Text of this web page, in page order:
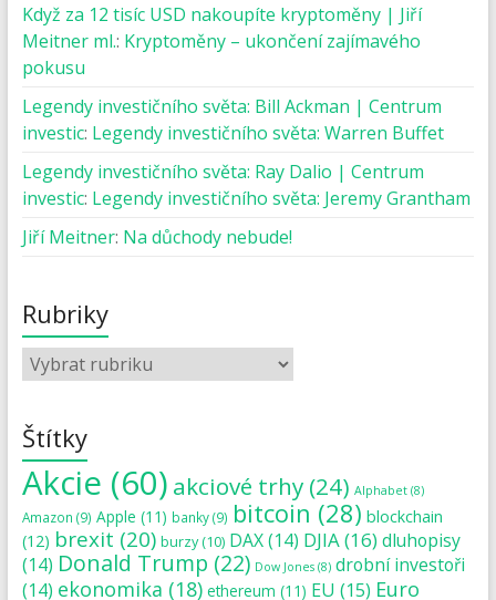
Když za 12 tisíc USD nakoupíte kryptoměny | Jiří
Meitner ml.: Kryptoměny – ukončení zajímavého
pokusu
Legendy investičního světa: Bill Ackman | Centrum
investic: Legendy investičního světa: Warren Buffet
Legendy investičního světa: Ray Dalio | Centrum
investic: Legendy investičního světa: Jeremy Grantham
Jiří Meitner: Na důchody nebude!
Rubriky
Štítky
Akcie (60) akciové trhy(24) Alphabet(8)
Amazon (9) Apple (11) banky(9) bitcoin (28) blockchain
(12) brexit (20) burzy(10) DAX(14) DJIA(16)dluhopisy
(14) Donald Trump (22) Dow Jones(8) drobní investoři
(14) ekonomika (18) ethereum (11) EU (15) Euro